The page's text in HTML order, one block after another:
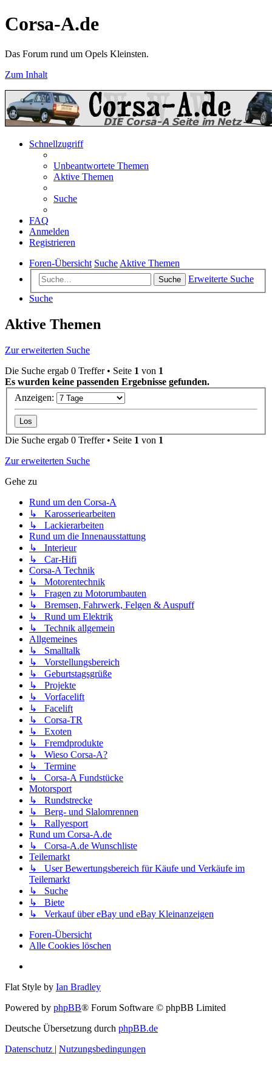
Corsa-A.de
Das Forum rund um Opels Kleinsten.
Zum Inhalt
Schnellzugriff
Unbeantwortete Themen
Aktive Themen
Suche
FAQ
Anmelden
Registrieren
Foren-Übersicht Suche Aktive Themen
Suche
Erweiterte Suche
Suche
Aktive Themen
Zur erweiterten Suche
Die Suche ergab 0 Treffer • Seite 1 von 1
Es wurden keine passenden Ergebnisse gefunden.
Anzeigen:
Die Suche ergab 0 Treffer • Seite 1 von 1
Zur erweiterten Suche
Gehe zu
Rund um den Corsa-A
↳ Karosseriearbeiten
↳ Lackierarbeiten
Rund um die Innenausstattung
↳ Interieur
↳ Car-Hifi
Corsa-A Technik
↳ Motorentechnik
↳ Fragen zu Motorumbauten
↳ Bremsen, Fahrwerk, Felgen & Auspuff
↳ Rund um Elektrik
↳ Technik allgemein
Allgemeines
↳ Smalltalk
↳ Vorstellungsbereich
↳ Geburtstagsgrüße
↳ Projekte
↳ Vorfacelift
↳ Facelift
↳ Corsa-TR
↳ Exoten
↳ Fremdprodukte
↳ Wieso Corsa-A?
↳ Termine
↳ Corsa-A Fundstücke
Motorsport
↳ Rundstrecke
↳ Berg- und Slalomrennen
↳ Rallyesport
Rund um Corsa-A.de
↳ Corsa-A.de Wunschliste
Teilemarkt
↳ User Bewertungsbereich für Käufe und Verkäufe im
Teilemarkt
↳ Suche
↳ Biete
↳ Verkauf über eBay und eBay Kleinanzeigen
Foren-Übersicht
Alle Cookies löschen
Flat Style by Ian Bradley
Powered by phpBB® Forum Software © phpBB Limited
Deutsche Übersetzung durch phpBB.de
Datenschutz | Nutzungsbedingungen